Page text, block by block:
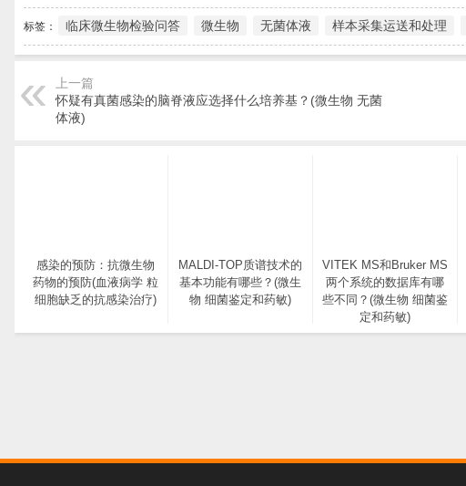
标签： 临床微生物检验问答 微生物 无菌体液 样本采集运送和处理
上一篇
怀疑有真菌感染的脑脊液应选择什么培养基？(微生物 无菌
体液)
感染的预防：抗微生物
药物的预防(血液病学 粒
细胞缺乏的抗感染治疗)
MALDI-TOP质谱技术的
基本功能有哪些？(微生
物 细菌鉴定和药敏)
VITEK MS和Bruker MS
两个系统的数据库有哪
些不同？(微生物 细菌鉴
定和药敏)